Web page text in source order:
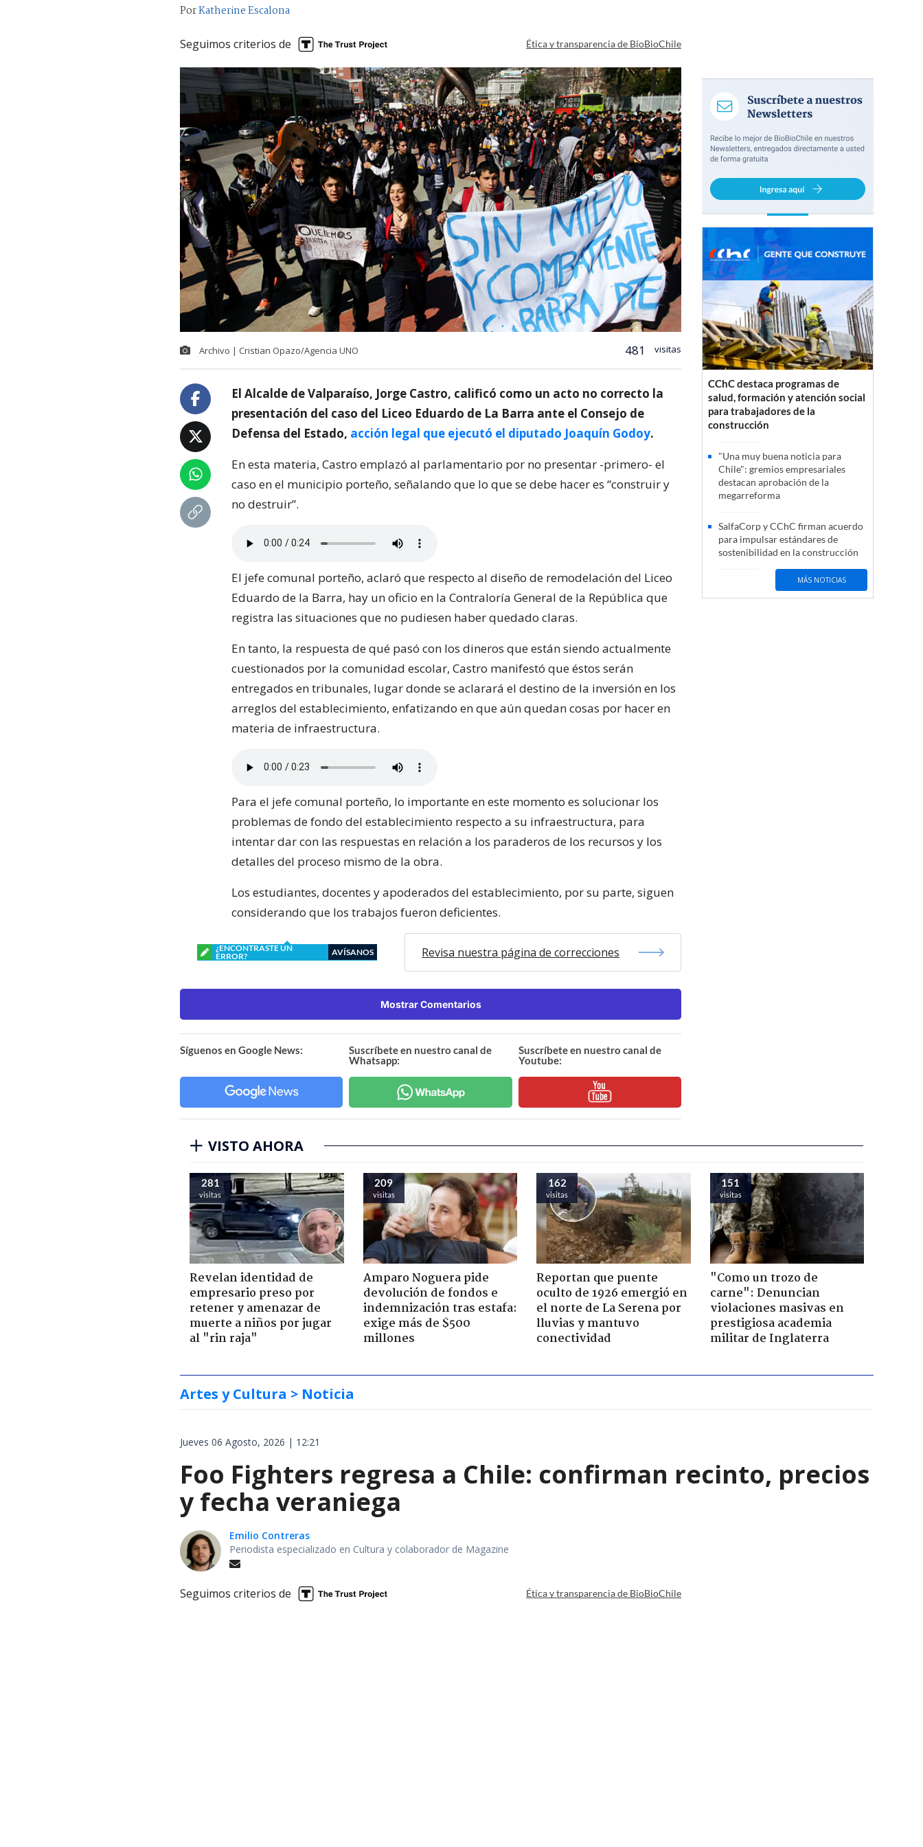
PorKatherine Escalona
Seguimos criterios de Ética y transparencia de BioBioChile
Archivo | Cristian Opazo/Agencia UNO 481 visitas
El Alcalde de Valparaíso, Jorge Castro, calificó como un acto no correcto la
presentación del caso del Liceo Eduardo de La Barra ante el Consejo de
Defensa del Estado, acción legal que ejecutó el diputado Joaquín Godoy.
En esta materia, Castro emplazó al parlamentario por no presentar -primero- el
caso en el municipio porteño, señalando que lo que se debe hacer es “construir y
no destruir”.
El jefe comunal porteño, aclaró que respecto al diseño de remodelación del Liceo
Eduardo de la Barra, hay un oficio en la Contraloría General de la República que
registra las situaciones que no pudiesen haber quedado claras.
En tanto, la respuesta de qué pasó con los dineros que están siendo actualmente
cuestionados por la comunidad escolar, Castro manifestó que éstos serán
entregados en tribunales, lugar donde se aclarará el destino de la inversión en los
arreglos del establecimiento, enfatizando en que aún quedan cosas por hacer en
materia de infraestructura.
Para el jefe comunal porteño, lo importante en este momento es solucionar los
problemas de fondo del establecimiento respecto a su infraestructura, para
intentar dar con las respuestas en relación a los paraderos de los recursos y los
detalles del proceso mismo de la obra.
Los estudiantes, docentes y apoderados del establecimiento, por su parte, siguen
considerando que los trabajos fueron deficientes.
¿ENCONTRASTE UN
ERROR?
AVÍSANOS Revisa nuestra página de correcciones
Mostrar Comentarios
Síguenos en Google News:
Suscríbete en nuestro canal de
Whatsapp:
Suscríbete en nuestro canal de
Youtube:
CChC destaca programas de
salud, formación y atención social
para trabajadores de la
construcción
"Una muy buena noticia para
Chile": gremios empresariales
destacan aprobación de la
megarreforma
SalfaCorp y CChC firman acuerdo
para impulsar estándares de
sostenibilidad en la construcción
MÁS NOTICIAS
VISTO AHORA
281
visitas
Revelan identidad de
empresario preso por
retener y amenazar de
muerte a niños por jugar
al "rin raja"
209
visitas
Amparo Noguera pide
devolución de fondos e
indemnización tras estafa:
exige más de $500
millones
162
visitas
Reportan que puente
oculto de 1926 emergió en
el norte de La Serena por
lluvias y mantuvo
conectividad
151
visitas
"Como un trozo de
carne": Denuncian
violaciones masivas en
prestigiosa academia
militar de Inglaterra
Artes y Cultura > Noticia
Jueves 06 Agosto, 2026 | 12:21
Foo Fighters regresa a Chile: confirman recinto, precios
y fecha veraniega
Emilio Contreras
Periodista especializado en Cultura y colaborador de Magazine
Seguimos criterios de Ética y transparencia de BioBioChile